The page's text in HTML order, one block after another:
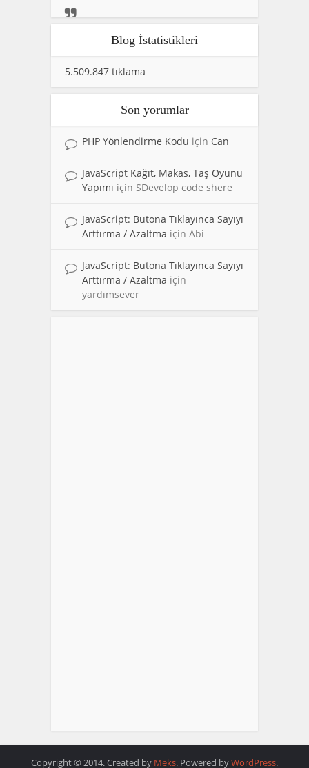
Blog İstatistikleri
5.509.847 tıklama
Son yorumlar
PHP Yönlendirme Kodu için Can
JavaScript Kağıt, Makas, Taş Oyunu
Yapımı için SDevelop code shere
JavaScript: Butona Tıklayınca Sayıyı
Arttırma / Azaltma için Abi
JavaScript: Butona Tıklayınca Sayıyı
Arttırma / Azaltma için
yardımsever
Copyright © 2014. Created by Meks. Powered byWordPress.